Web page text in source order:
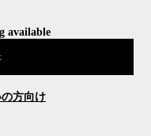
available
方向け